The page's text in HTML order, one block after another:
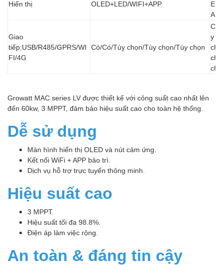
Hiển thị OLED+LED/WIFI+APP
Giao
tiếp:USB/R485/GPRS/WI
FI/4G
Có/Có/Tùy chọn/Tùy chọn/Tùy chọn
y
Growatt MAC series LV được thiết kế với công suất cao nhất lên
đến 60kw, 3 MPPT, đảm bảo hiệu suất cao cho toàn hệ thống.
Dễ sử dụng
Màn hình hiển thị OLED và nút cảm ứng.
Kết nối WiFi + APP bảo trì.
Dịch vụ hỗ trợ trực tuyến thông minh.
Hiệu suất cao
3 MPPT.
Hiệu suất tối đa 98.8%.
Điện áp làm việc rộng.
An toàn & đáng tin cậy